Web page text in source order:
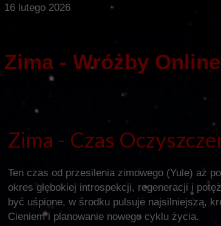
16 lutego 2026
Zima - Wróżby Online
Zima - Czas
Ten czas od przesilenia zimowego (Yule) aż
okres głębokiej introspekcji, regeneracji i
być uśpione, w środku pulsuje najsilniejszą,
Cieniem i planowanie nowego cyklu życia.